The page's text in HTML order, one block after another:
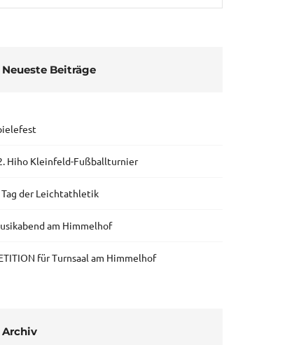
Neueste Beiträge
Hiho Kleinfeld-Fußballturnier
Tag der Leichtathletik
am Himmelhof
für Turnsaal am Himmelhof
Archiv